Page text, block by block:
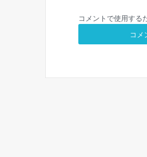
コメントで使用する